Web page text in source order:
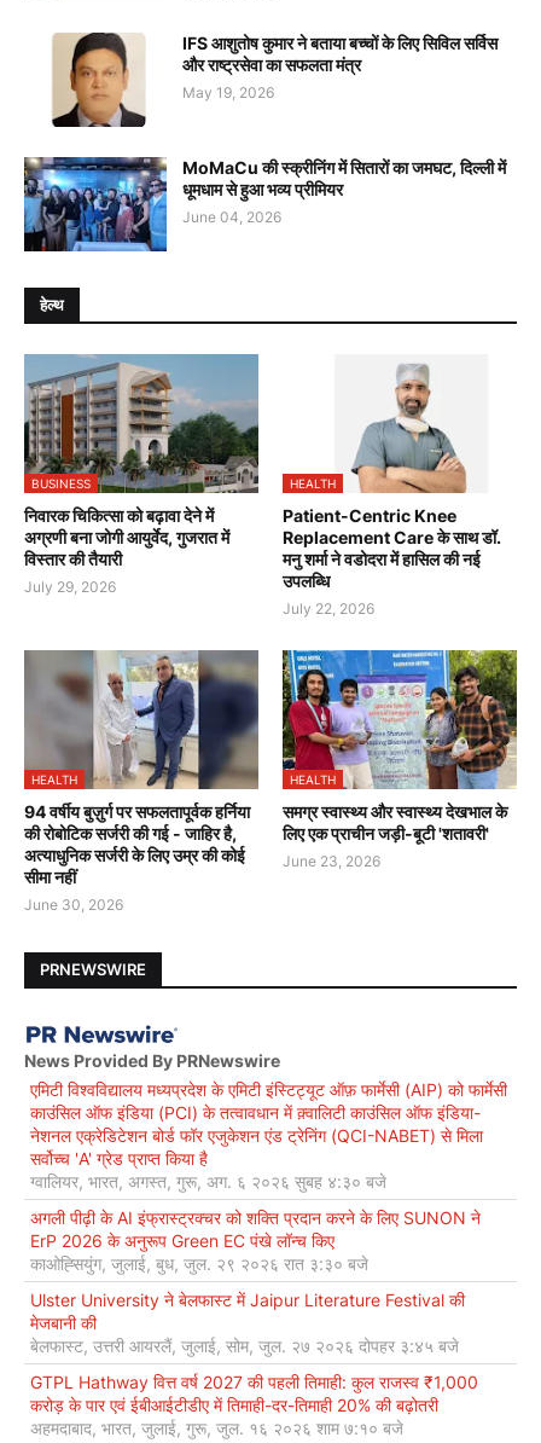
IFS आशुतोष कुमार ने बताया बच्चों के लिए सिविल सर्विस
और राष्ट्रसेवा का सफलता मंत्र
May 19, 2026
MoMaCu की स्क्रीनिंग में सितारों का जमघट, दिल्ली में
धूमधाम से हुआ भव्य प्रीमियर
June 04, 2026
हेल्थ
BUSINESS
निवारक चिकित्सा को बढ़ावा देने में
अग्रणी बना जोगी आयुर्वेद, गुजरात में
विस्तार की तैयारी
July 29, 2026
HEALTH
Patient-Centric Knee
Replacement Care के साथ डॉ.
मनु शर्मा ने वडोदरा में हासिल की नई
उपलब्धि
July 22, 2026
HEALTH
94 वर्षीय बुज़ुर्ग पर सफलतापूर्वक हर्निया
की रोबोटिक सर्जरी की गई - जाहिर है,
अत्याधुनिक सर्जरी के लिए उम्र की कोई
सीमा नहीं
June 30, 2026
HEALTH
समग्र स्वास्थ्य और स्वास्थ्य देखभाल के
लिए एक प्राचीन जड़ी-बूटी 'शतावरी'
June 23, 2026
PRNEWSWIRE
News Provided By PRNewswire
एमिटी विश्वविद्यालय मध्यप्रदेश के एमिटी इंस्टिट्यूट ऑफ़ फार्मेसी (AIP) को फार्मेसी
काउंसिल ऑफ इंडिया (PCI) के तत्वावधान में क़्वालिटी काउंसिल ऑफ इंडिया-
नेशनल एक्रेडिटेशन बोर्ड फॉर एजुकेशन एंड ट्रेनिंग (QCI-NABET) से मिला
सर्वोच्च 'A' ग्रेड प्राप्त किया है
ग्वालियर, भारत, अगस्त, गुरू, अग. ६ २०२६ सुबह ४:३० बजे
अगली पीढ़ी के AI इंफ्रास्ट्रक्चर को शक्ति प्रदान करने के लिए SUNON ने
ErP 2026 के अनुरूप Green EC पंखे लॉन्च किए
काओह्सियुंग, जुलाई, बुध, जुल. २९ २०२६ रात ३:३० बजे
Ulster University ने बेलफास्ट में Jaipur Literature Festival की
मेजबानी की
बेलफास्ट, उत्तरी आयरलैं, जुलाई, सोम, जुल. २७ २०२६ दोपहर ३:४५ बजे
GTPL Hathway वित्त वर्ष 2027 की पहली तिमाही: कुल राजस्व ₹1,000
करोड़ के पार एवं ईबीआईटीडीए में तिमाही-दर-तिमाही 20% की बढ़ोतरी
अहमदाबाद, भारत, जुलाई, गुरू, जुल. १६ २०२६ शाम ७:१० बजे